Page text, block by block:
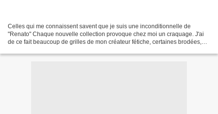
Celles qui me connaissent savent que je suis une inconditionnelle de
"Renato" Chaque nouvelle collection provoque chez moi un craquage. J'ai
de ce fait beaucoup de grilles de mon créateur fétiche, certaines brodées,